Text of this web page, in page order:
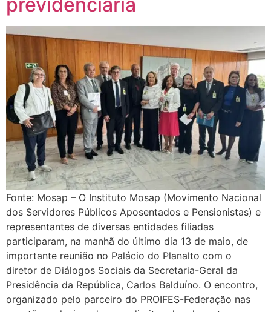
previdenciária
Fonte: Mosap – O Instituto Mosap (Movimento Nacional
dos Servidores Públicos Aposentados e Pensionistas) e
representantes de diversas entidades filiadas
participaram, na manhã do último dia 13 de maio, de
importante reunião no Palácio do Planalto com o
diretor de Diálogos Sociais da Secretaria-Geral da
Presidência da República, Carlos Balduíno. O encontro,
organizado pelo parceiro do PROIFES-Federação nas